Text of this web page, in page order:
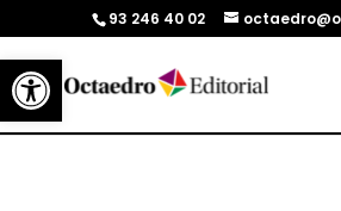
Abrir barra de herramientas
93 246 40 02